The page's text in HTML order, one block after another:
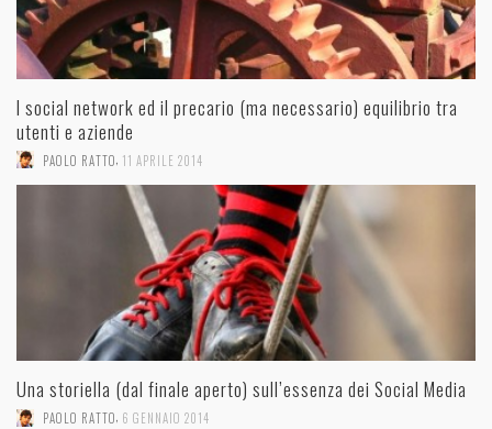
I social network ed il precario (ma necessario) equilibrio tra
utenti e aziende
PAOLO RATTO 11 APRILE 2014
Una storiella (dal finale aperto) sull’essenza dei Social Media
PAOLO RATTO, 6 GENNAIO 2014